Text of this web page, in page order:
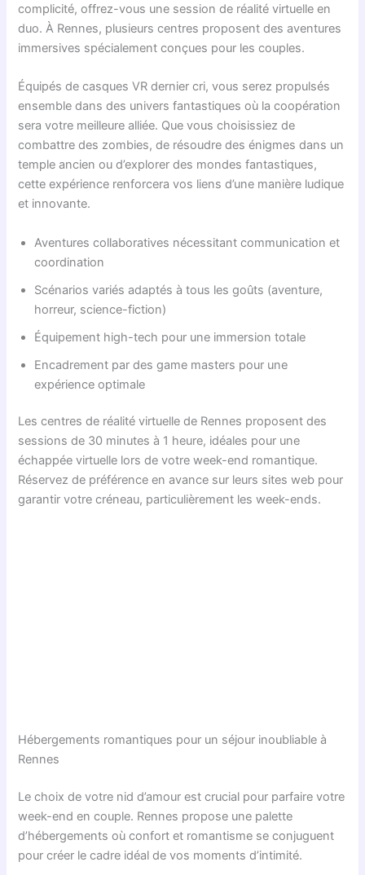
complicité, offrez-vous une session de réalité virtuelle en
duo. À Rennes, plusieurs centres proposent des aventures
immersives spécialement conçues pour les couples.
Équipés de casques VR dernier cri, vous serez propulsés
ensemble dans des univers fantastiques où la coopération
sera votre meilleure alliée. Que vous choisissiez de
combattre des zombies, de résoudre des énigmes dans un
temple ancien ou d’explorer des mondes fantastiques,
cette expérience renforcera vos liens d’une manière ludique
et innovante.
Aventures collaboratives nécessitant communication et
coordination
Scénarios variés adaptés à tous les goûts (aventure,
horreur, science-fiction)
Équipement high-tech pour une immersion totale
Encadrement par des game masters pour une
expérience optimale
Les centres de réalité virtuelle de Rennes proposent des
sessions de 30 minutes à 1 heure, idéales pour une
échappée virtuelle lors de votre week-end romantique.
Réservez de préférence en avance sur leurs sites web pour
garantir votre créneau, particulièrement les week-ends.
Hébergements romantiques pour un séjour inoubliable à
Rennes
Le choix de votre nid d’amour est crucial pour parfaire votre
week-end en couple. Rennes propose une palette
d’hébergements où confort et romantisme se conjuguent
pour créer le cadre idéal de vos moments d’intimité.